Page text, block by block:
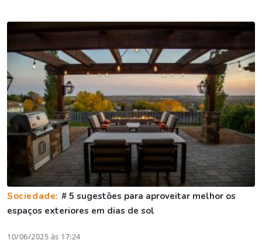
Sociedade: # 5 sugestões para aproveitar melhor os
espaços exteriores em dias de sol
10/06/2025 às 17:24